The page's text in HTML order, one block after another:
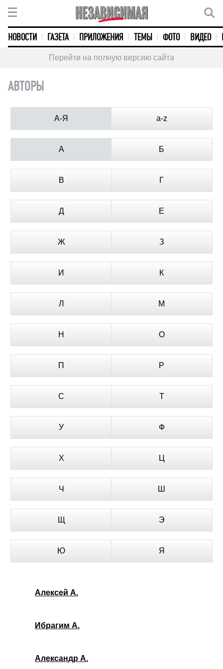
НОВОСТИ ГАЗЕТА ПРИЛОЖЕНИЯ ТЕМЫ ФОТО ВИДЕО
Перейти на полную версию сайта
АВТОРЫ
А-Я a-z
А Б
В Г
Д Е
Ж З
И К
Л М
Н О
П Р
С Т
У Ф
Х Ц
Ч Ш
Щ Э
Ю Я
Алексей А.
Ибрагим А.
Александр А.